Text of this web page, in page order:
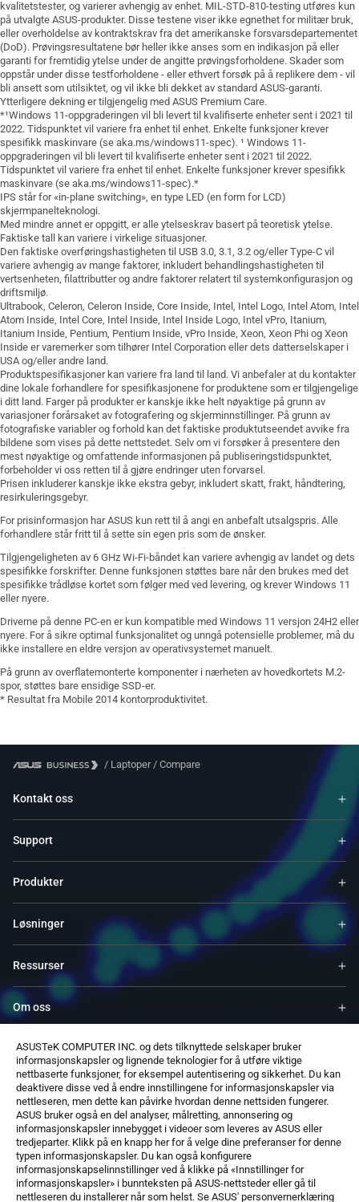
ASUSTeK COMPUTER INC. og dets tilknyttede selskaper bruker
informasjonskapsler og lignende teknologier for å utføre viktige
nettbaserte funksjoner, for eksempel autentisering og sikkerhet. Du kan
deaktivere disse ved å endre innstillingene for informasjonskapsler via
nettleseren, men dette kan påvirke hvordan denne nettsiden fungerer.
ASUS bruker også en del analyser, målretting, annonsering og
informasjonskapsler innebygget i videoer som leveres av ASUS eller
tredjeparter. Klikk på en knapp her for å velge dine preferanser for denne
typen informasjonskapsler. Du kan også konfigurere
informasjonskapselinnstillinger ved å klikke på «Innstillinger for
informasjonskapsler» i bunnteksten på ASUS-nettsteder eller gå til
nettleseren du installerer når som helst. Se ASUS' personvernerklæring
kvalitetstester, og varierer avhengig av enhet. MIL-STD-810-testing utføres kun
på utvalgte ASUS-produkter. Disse testene viser ikke egnethet for militær bruk,
eller overholdelse av kontraktskrav fra det amerikanske forsvarsdepartementet
(DoD). Prøvingsresultatene bør heller ikke anses som en indikasjon på eller
garanti for fremtidig ytelse under de angitte prøvingsforholdene. Skader som
oppstår under disse testforholdene - eller ethvert forsøk på å replikere dem - vil
bli ansett som utilsiktet, og vil ikke bli dekket av standard ASUS-garanti.
Ytterligere dekning er tilgjengelig med ASUS Premium Care.
*¹Windows 11-oppgraderingen vil bli levert til kvalifiserte enheter sent i 2021 til
2022. Tidspunktet vil variere fra enhet til enhet. Enkelte funksjoner krever
spesifikk maskinvare (se aka.ms/windows11-spec). ¹ Windows 11-
oppgraderingen vil bli levert til kvalifiserte enheter sent i 2021 til 2022.
Tidspunktet vil variere fra enhet til enhet. Enkelte funksjoner krever spesifikk
maskinvare (se aka.ms/windows11-spec).*
IPS står for «in-plane switching», en type LED (en form for LCD)
skjermpanelteknologi.
Med mindre annet er oppgitt, er alle ytelseskrav basert på teoretisk ytelse.
Faktiske tall kan variere i virkelige situasjoner.
Den faktiske overføringshastigheten til USB 3.0, 3.1, 3.2 og/eller Type-C vil
variere avhengig av mange faktorer, inkludert behandlingshastigheten til
vertsenheten, filattributter og andre faktorer relatert til systemkonfigurasjon og
driftsmiljø.
Ultrabook, Celeron, Celeron Inside, Core Inside, Intel, Intel Logo, Intel Atom, Intel
Atom Inside, Intel Core, Intel Inside, Intel Inside Logo, Intel vPro, Itanium,
Itanium Inside, Pentium, Pentium Inside, vPro Inside, Xeon, Xeon Phi og Xeon
Inside er varemerker som tilhører Intel Corporation eller dets datterselskaper i
USA og/eller andre land.
Produktspesifikasjoner kan variere fra land til land. Vi anbefaler at du kontakter
dine lokale forhandlere for spesifikasjonene for produktene som er tilgjengelige
i ditt land. Farger på produkter er kanskje ikke helt nøyaktige på grunn av
variasjoner forårsaket av fotografering og skjerminnstillinger. På grunn av
fotografiske variabler og forhold kan det faktiske produktutseendet avvike fra
bildene som vises på dette nettstedet. Selv om vi forsøker å presentere den
mest nøyaktige og omfattende informasjonen på publiseringstidspunktet,
forbeholder vi oss retten til å gjøre endringer uten forvarsel.
Prisen inkluderer kanskje ikke ekstra gebyr, inkludert skatt, frakt, håndtering,
resirkuleringsgebyr.
For prisinformasjon har ASUS kun rett til å angi en anbefalt utsalgspris. Alle
forhandlere står fritt til å sette sin egen pris som de ønsker.
Tilgjengeligheten av 6 GHz Wi-Fi-båndet kan variere avhengig av landet og dets
spesifikke forskrifter. Denne funksjonen støttes bare når den brukes med det
spesifikke trådløse kortet som følger med ved levering, og krever Windows 11
eller nyere.
Driverne på denne PC-en er kun kompatible med Windows 11 versjon 24H2 eller
nyere. For å sikre optimal funksjonalitet og unngå potensielle problemer, må du
ikke installere en eldre versjon av operativsystemet manuelt.
På grunn av overflatemonterte komponenter i nærheten av hovedkortets M.2-
spor, støttes bare ensidige SSD-er.
* Resultat fra Mobile 2014 kontorproduktivitet.
/ Laptoper/ Compare
Kontakt oss
Support
Produkter
Løsninger
Ressurser
Om oss
Service og programmer
Støtter
Programvare